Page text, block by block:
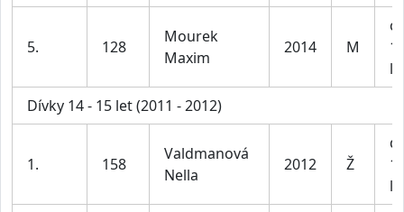
5. 128
Mourek
Maxim
2014 M
Dívky 14 - 15 let (2011 - 2012)
1. 158
Valdmanová
Nella
2012 Ž